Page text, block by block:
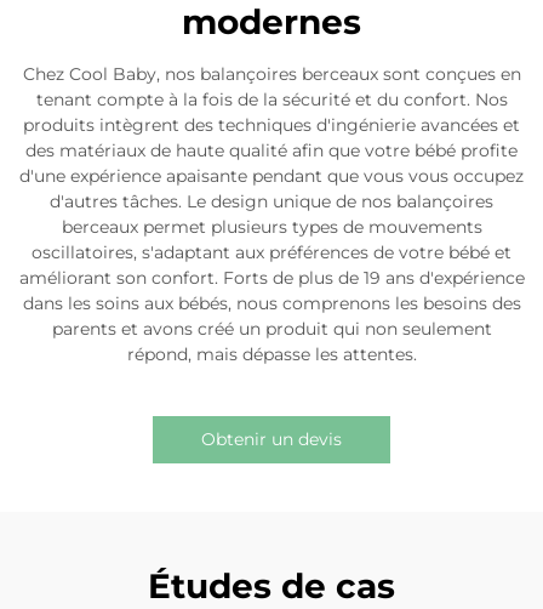
modernes
Chez Cool Baby, nos balançoires berceaux sont conçues en
tenant compte à la fois de la sécurité et du confort. Nos
produits intègrent des techniques d'ingénierie avancées et
des matériaux de haute qualité afin que votre bébé profite
d'une expérience apaisante pendant que vous vous occupez
d'autres tâches. Le design unique de nos balançoires
berceaux permet plusieurs types de mouvements
oscillatoires, s'adaptant aux préférences de votre bébé et
améliorant son confort. Forts de plus de 19 ans d'expérience
dans les soins aux bébés, nous comprenons les besoins des
parents et avons créé un produit qui non seulement
répond, mais dépasse les attentes.
Obtenir un devis
Études de cas